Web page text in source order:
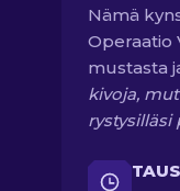
Nämä
Operaatio
mustasta
kivoja,
rystysilläsi